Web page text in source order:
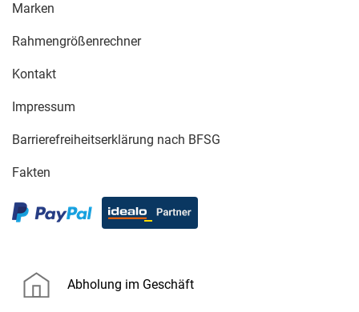
Marken
Rahmengrößenrechner
Kontakt
Impressum
Barrierefreiheitserklärung nach BFSG
Fakten
Abholung im Geschäft